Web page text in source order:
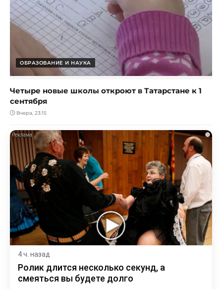
ОБРАЗОВАНИЕ И НАУКА
Четыре новые школы откроют в Татарстане к 1
сентября
Вчера, 23:15
i
4 ч. назад
Ролик длится несколько секунд, а
смеяться вы будете долго